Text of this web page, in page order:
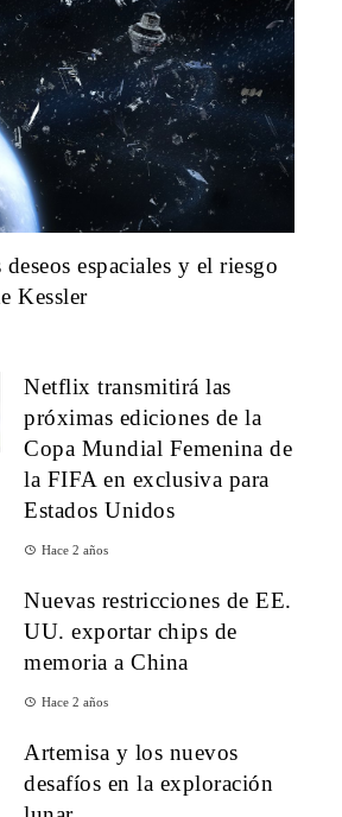
espaciales y el riesgo
Kessler
Netflix transmitirá las
próximas ediciones de la
Copa Mundial Femenina de
la FIFA en exclusiva para
Estados Unidos
Hace 2 años
Nuevas restricciones de EE.
UU. exportar chips de
memoria a China
Hace 2 años
Artemisa y los nuevos
desafíos en la exploración